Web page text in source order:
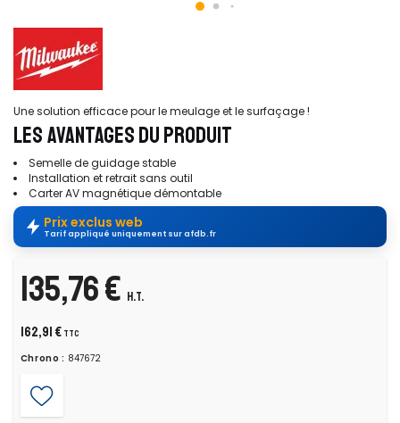
Une solution efficace pour le meulage et le surfaçage !
LES AVANTAGES DU PRODUIT
Semelle de guidage stable
Installation et retrait sans outil
Carter AV magnétique démontable
Prix exclus web
Tarif appliqué uniquement sur afdb.fr
135,76 € H.T.
162,91 € TTC
Chrono : 847672